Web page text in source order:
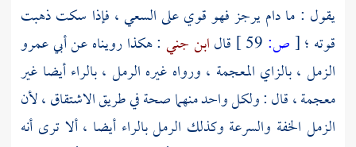
يقول : ما دام يرجز فهو قوي على السعي ، فإذا سكت ذهبت
قوته ؛[ص: قالابن جني : هكذا رويناه عنأبي عمرو
الزمل ، بالزاي المعجمة ، ورواه غيره الرمل ، بالراء أيضا غير
معجمة ، قال : ولكل واحد منهما صحة في طريق الاشتقاق ، لأن
الزمل الخفة والسرعة وكذلك الرمل بالراء أيضا ، ألا ترى أنه